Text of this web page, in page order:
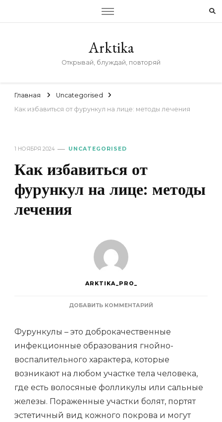
Arktika
Открывай, блуждай, повторяй
Главная
Uncategorised
Как избавиться от фурункул на лице: методы лечения
1 НОЯБРЯ 2024 UNCATEGORISED
Как избавиться от
фурункул на лице: методы
лечения
ARKTIKA_PRO_
ДОБАВИТЬ КОММЕНТАРИЙ
ИЗБАВИТЬСЯ
ОТ
ФУРУНКУЛ
НА
МЕТОДЫ
ЛЕЧЕНИЯ
Фурункулы – это доброкачественные
инфекционные образования гнойно-
воспалительного характера, которые
возникают на любом участке тела человека,
где есть волосяные фолликулы или сальные
железы. Пораженные участки болят, портят
эстетичный вид кожного покрова и могут